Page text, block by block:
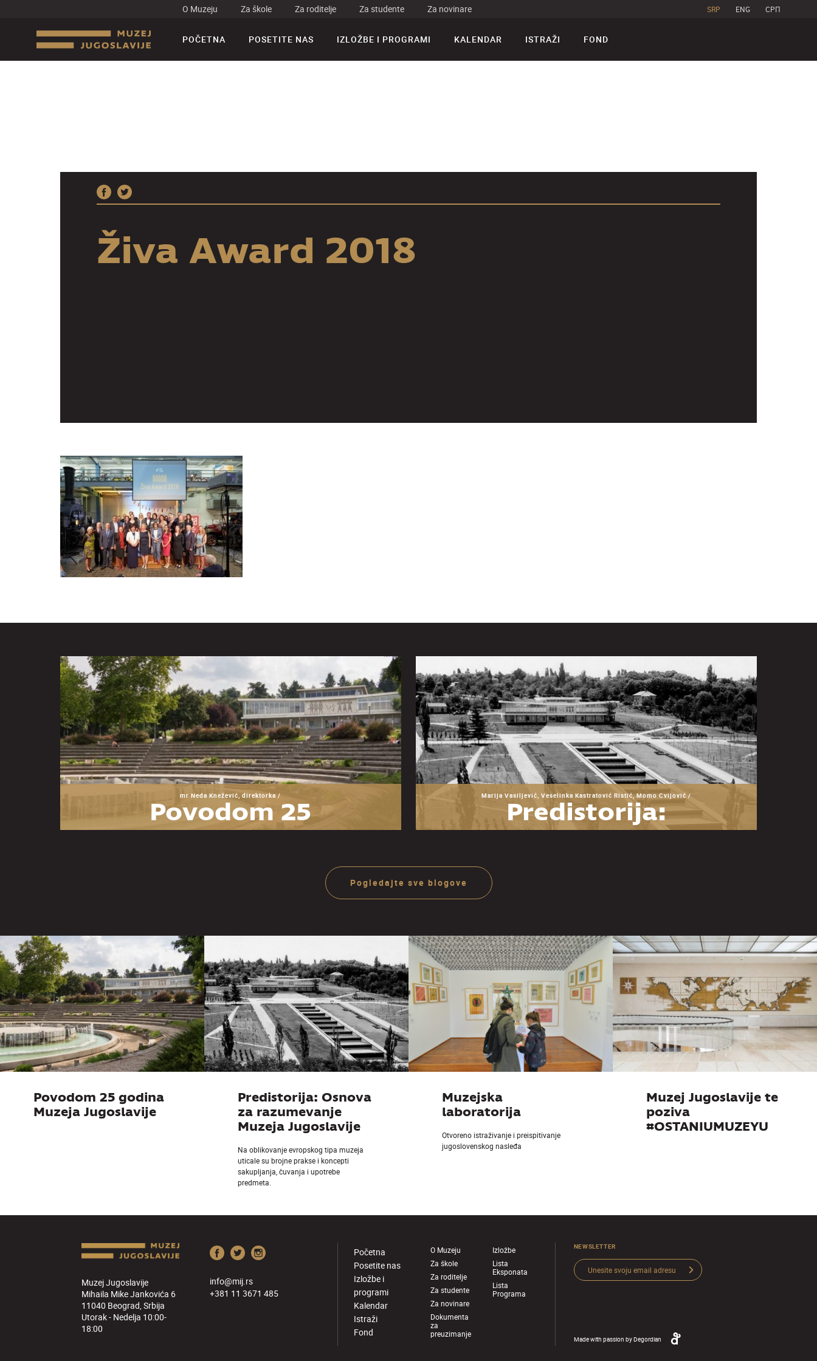
O Muzeju Za škole Za roditelje Za studente Za novinare SRP ENG CPП
POČETNA POSETITE NAS IZLOŽBE I PROGRAMI KALENDAR ISTRAŽI FOND
Živa Award 2018
mr Neda Knežević, direktorka /
Povodom 25
godina Muzeja
Marija Vasiljević, Veselinka Kastratović Ristić, Momo Cvijović /
Predistorija:
Osnova za
Pogledajte sve blogove
Povodom 25 godina
Muzeja Jugoslavije
Predistorija: Osnova
za razumevanje
Muzeja Jugoslavije
Na oblikovanje evropskog tipa muzeja
uticale su brojne prakse i koncepti
sakupljanja, čuvanja i upotrebe
predmeta.
Muzejska
laboratorija
Otvoreno istraživanje i preispitivanje
jugoslovenskog nasleđa
Muzej Jugoslavije te
poziva
#OSTANIUMUZEYU
Muzej Jugoslavije
Mihaila Mike Jankovića 6
11040 Beograd, Srbija
Utorak - Nedelja 10:00-
18:00
info@mij.rs
+381 11 3671 485
Početna
Posetite nas
Izložbe i
programi
Kalendar
Istraži
Fond
O Muzeju
Za škole
Za roditelje
Za studente
Za novinare
Dokumenta
za
preuzimanje
Izložbe
Lista
Eksponata
Lista
Programa
NEWSLETTER
Made with passion byDegordian